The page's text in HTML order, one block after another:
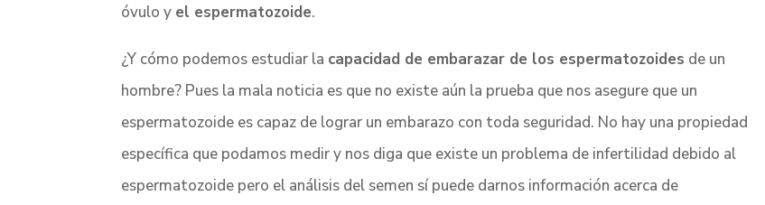
óvulo y el espermatozoide.
¿Y cómo podemos estudiar la capacidad de embarazar de los espermatozoides de un
hombre? Pues la mala noticia es que no existe aún la prueba que nos asegure que un
espermatozoide es capaz de lograr un embarazo con toda seguridad. No hay una propiedad
específica que podamos medir y nos diga que existe un problema de infertilidad debido al
espermatozoide pero el análisis del semen sí puede darnos información acerca de